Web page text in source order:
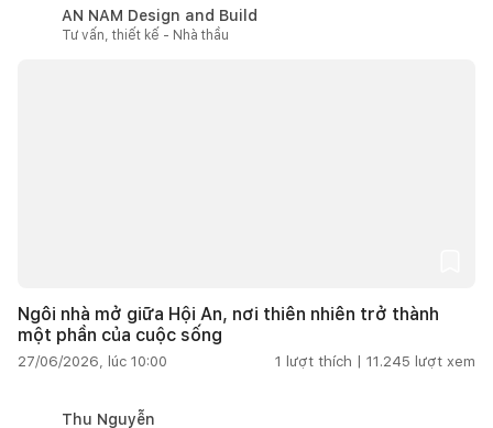
AN NAM Design and Build
Tư vấn, thiết kế - Nhà thầu
Ngôi nhà mở giữa Hội An, nơi thiên nhiên trở thành
một phần của cuộc sống
27/06/2026, lúc 10:00 1 lượt thích | 11.245 lượt xem
Thu Nguyễn